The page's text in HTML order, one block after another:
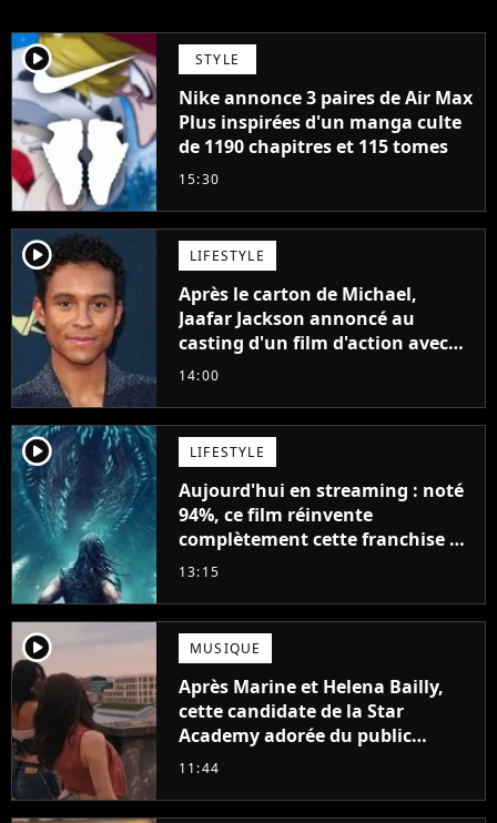
player2 STYLE
Nike annonce 3 paires de Air Max
Plus inspirées d'un manga culte
de 1190 chapitres et 115 tomes
15:30
player2 LIFESTYLE
Après le carton de Michael,
Jaafar Jackson annoncé au
casting d'un film d'action avec
Will Smith
14:00
player2 LIFESTYLE
Aujourd'hui en streaming : noté
94%, ce film réinvente
complètement cette franchise de
science-fiction vieille de 40 ans
13:15
player2 MUSIQUE
Après Marine et Helena Bailly,
cette candidate de la Star
Academy adorée du public
annonce son premier album,
11:44